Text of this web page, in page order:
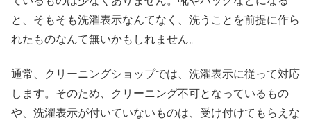
と、そもそも洗濯表示なんてなく、洗うことを前提に作ら
れたものなんて無いかもしれません。
通常、クリーニングショップでは、洗濯表示に従って対応
します。そのため、クリーニング不可となっているもの
や、洗濯表示が付いていないものは、受け付けてもらえな